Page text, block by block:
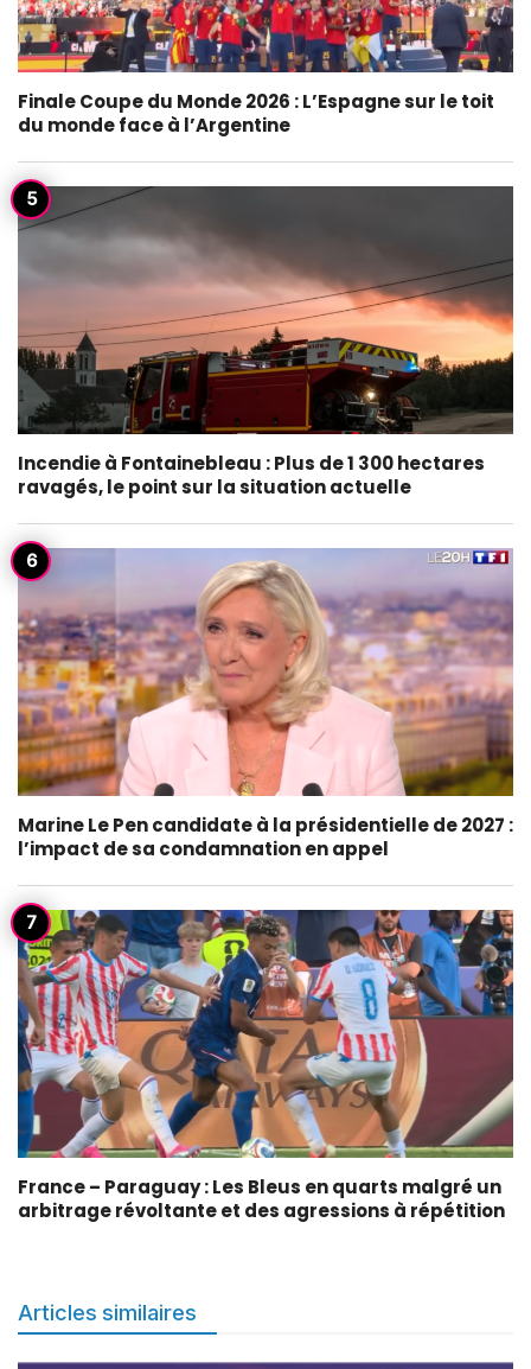
Finale Coupe du Monde 2026 : L’Espagne sur le toit
du monde face à l’Argentine
Incendie à Fontainebleau : Plus de 1 300 hectares
ravagés, le point sur la situation actuelle
Marine Le Pen candidate à la présidentielle de 2027 :
l’impact de sa condamnation en appel
France – Paraguay : Les Bleus en quarts malgré un
arbitrage révoltante et des agressions à répétition
Articles similaires